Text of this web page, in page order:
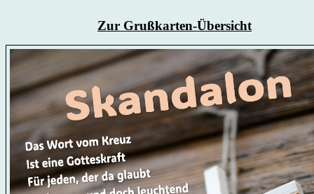
Zur Grußkarten-Übersicht